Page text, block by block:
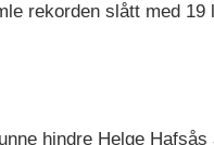
rekorden slått med
hindre Helge